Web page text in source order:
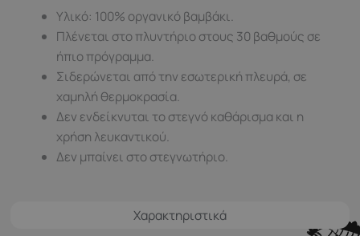
Χαρακτηριστικά
Υλικό: 100% οργανικό βαμβάκι.
Πλένεται στο πλυντήριο στους 30 βαθμούς σε
ήπιο πρόγραμμα.
Σιδερώνεται από την εσωτερική πλευρά, σε
χαμηλή θερμοκρασία.
Δεν ενδείκνυται τo στεγνό καθάρισμα και η
χρήση λευκαντικού.
Δεν μπαίνει στο στεγνωτήριο.